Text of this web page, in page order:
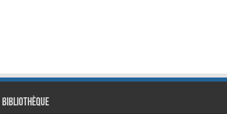
Bibliothèque